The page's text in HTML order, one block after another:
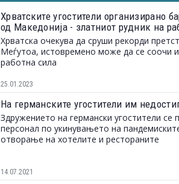
Хрватските угостители организирано
од Македонија - златниот рудник на
Хрватска очекува да сруши рекорди
Меѓутоа, истовремено може да се соочи
работна сила
25.01.2023
На германските угостители им
Здружението на германски угостители
персонал по укинувањето на
отворање на хотелите и рестораните
14.07.2021